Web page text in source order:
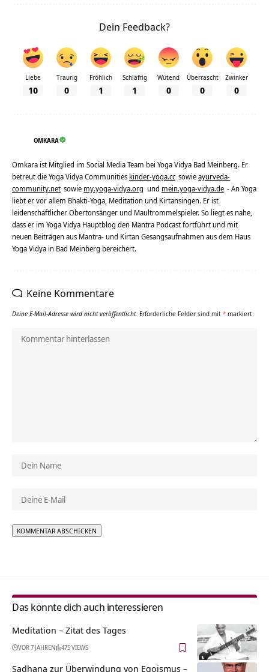
Dein Feedback?
Liebe
10
Traurig
0
Fröhlich
1
Schläfrig
1
Wütend
0
Überrascht
0
Zwinker
0
OMKARA
Omkara ist Mitglied im Social Media Team bei Yoga Vidya Bad Meinberg. Er
betreut die Yoga Vidya Communities kinder-yoga.cc sowieayurveda-
community.net sowie my.yoga-vidya.org und mein.yoga-vidya.de - An Yoga
liebt er vor allem Bhakti-Yoga, Meditation und Kirtansingen. Er ist
leidenschaftlicher Obertonsänger und Maultrommelspieler. So liegt es nahe,
dass er im Yoga Vidya Hauptblog den Mantra Podcast fortführt und mit
neuen Beiträgen aus Mantra- und Kirtan Gesangsaufnahmen aus dem Haus
Yoga Vidya in Bad Meinberg bereichert.
Keine Kommentare
Deine E-Mail-Adresse wird nicht veröffentlicht. Erforderliche Felder sind mit * markiert.
Das könnte dich auch interessieren
Meditation – Zitat des Tages
VOR 7 JAHREN 475 VIEWS
Sadhana zur Überwindung von Egoismus –